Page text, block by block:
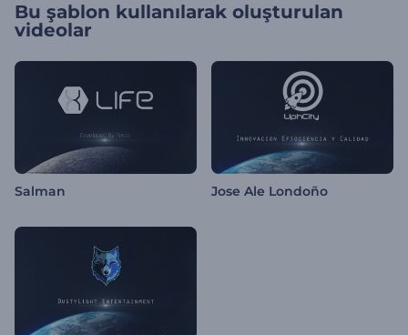
Bu şablon kullanılarak oluşturulan
videolar
Salman Jose Ale Londoño